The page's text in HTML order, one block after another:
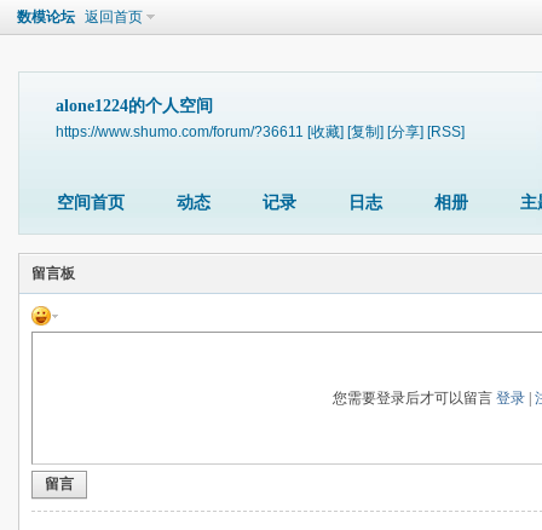
数模论坛 返回首页
alone1224的个人空间
https://www.shumo.com/forum/?36611 [收藏] [复制] [分享] [RSS]
空间首页 动态 记录 日志 相册 主
留言板
您需要登录后才可以留言登录 |
留言